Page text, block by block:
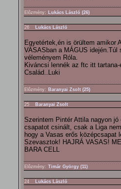
Elôzmény: Lukács László (26)
26 Lukács László
Egyetértek,én is örültem amikor
VASASban a MÁGUS
véleményem Róla.
Kiváncsi lennék az ftc itt
Család..Luki
Elôzmény: Baranyai Zsolt (25)
25 Baranyai Zsolt
Szerintem Pintér Attila nagyon
csapatot csinált, csak a Liga
hogy a Vasas erős középcsapat
Szevasztok! HAJRÁ VASAS!
BARA CELL
Elôzmény: Timár György (11)
24 Lukács László